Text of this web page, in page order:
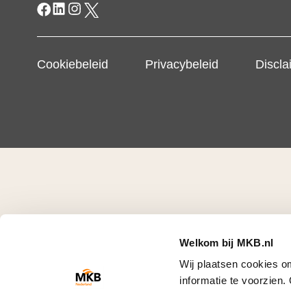
Welkom bij MKB.nl
Wij plaatsen cookies
informatie te voorzien.
Cookiebeleid Privacybeleid